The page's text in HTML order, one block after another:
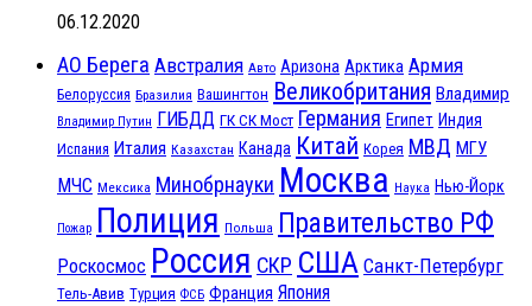
06.12.2020
АО Берега Австралия Авто Аризона Арктика Армия
Белоруссия Бразилия Вашингтон Великобритания Владимир
Владимир Путин ГИБДД ГК СК Мост Германия Египет Индия
Испания Италия Казахстан Канада Китай Корея МВД МГУ
МЧС Мексика Минобрнауки Москва Наука Нью-Йорк
Пожар Полиция Польша Правительство РФ
Роскосмос Россия СКР США Санкт-Петербург
Тель-Авив Турция ФСБ Франция Япония